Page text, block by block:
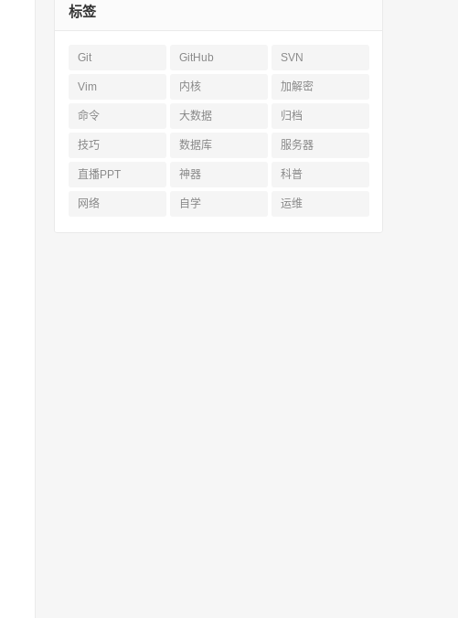
标签
Git GitHub SVN
Vim 内核 加解密
命令 大数据 归档
技巧 数据库 服务器
直播PPT 神器 科普
网络 自学 运维